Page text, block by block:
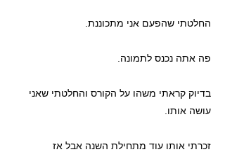
החלטתי שהפעם אני מתכוננת.
פה אתה נכנס לתמונה.
בדיוק קראתי משהו על הקורס והחלטתי שאני
עושה אותו.
זכרתי אותו עוד מתחילת השנה אבל אז